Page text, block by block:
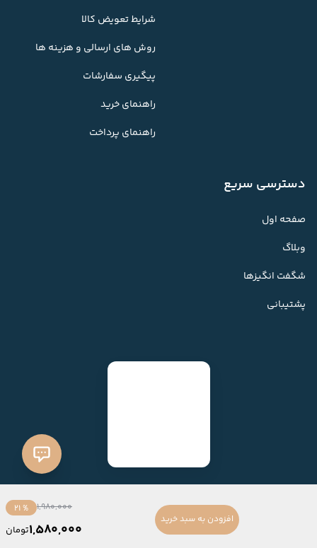
1,980,000
% 21
1,580,000تومان
افزودن به سبد خرید
شرایط تعویض کالا
روش های ارسالی و هزینه ها
پیگیری سفارشات
راهنمای خرید
راهنمای پرداخت
دسترسی سریع
صفحه اول
وبلاگ
شگفت انگیزها
پشتیبانی
ساخته شده بافروشگاه ساز میهن شاپ